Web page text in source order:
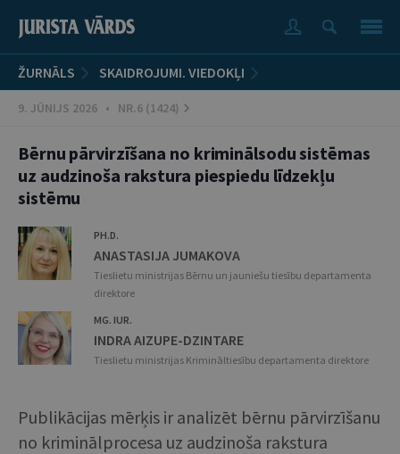
ŽURNĀLS SKAIDROJUMI. VIEDOKĻI
9. JŪNIJS 2026 • NR.6 (1424)
Bērnu pārvirzīšana no kriminālsodu sistēmas
uz audzinoša rakstura piespiedu līdzekļu
sistēmu
PH.D.
ANASTASIJA JUMAKOVA
Tieslietu ministrijas Bērnu un jauniešu tiesību departamenta
direktore
MG. IUR.
INDRA AIZUPE-DZINTARE
Tieslietu ministrijas Krimināltiesību departamenta direktore
Publikācijas mērķis ir analizēt bērnu pārvirzīšanu
no kriminālprocesa uz audzinoša rakstura